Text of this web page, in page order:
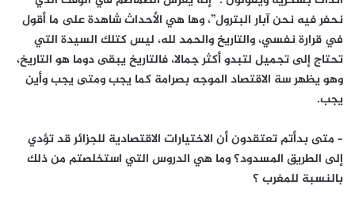
نحفر فيه نحن آبار البترول”، وها هي الأحداث شاهدة على ما أقول
في قرارة نفسي، والتاريخ والحمد لله، ليس كتلك السيدة التي
تحتاج إلى تجميل لتبدو أكثر جمالا، فالتاريخ يبقى دوما هو التاريخ،
وهو يظهر سة الاقتصاد الموجه بصرامة كما يجب ومتى يجب وأين
يجب.
– متى بدأتم تعتقدون أن الاختيارات الاقتصادية للجزائر قد تؤدي
إلى الطريق المسدود؟ وما هي الدروس التي استخلصتم من ذلك
بالنسبة للمغرب ؟